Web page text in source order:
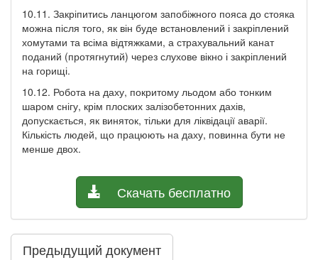
10.11. Закріпитись ланцюгом запобіжного пояса до стояка
можна після того, як він буде встановлений і закріплений
хомутами та всіма відтяжками, а страхувальний канат
поданий (протягнутий) через слухове вікно і закріплений
на горищі.
10.12. Робота на даху, покритому льодом або тонким
шаром снігу, крім плоских залізобетонних дахів,
допускається, як виняток, тільки для ліквідації аварії.
Кількість людей, що працюють на даху, повинна бути не
менше двох.
Скачать бесплатно
Предыдущий документ